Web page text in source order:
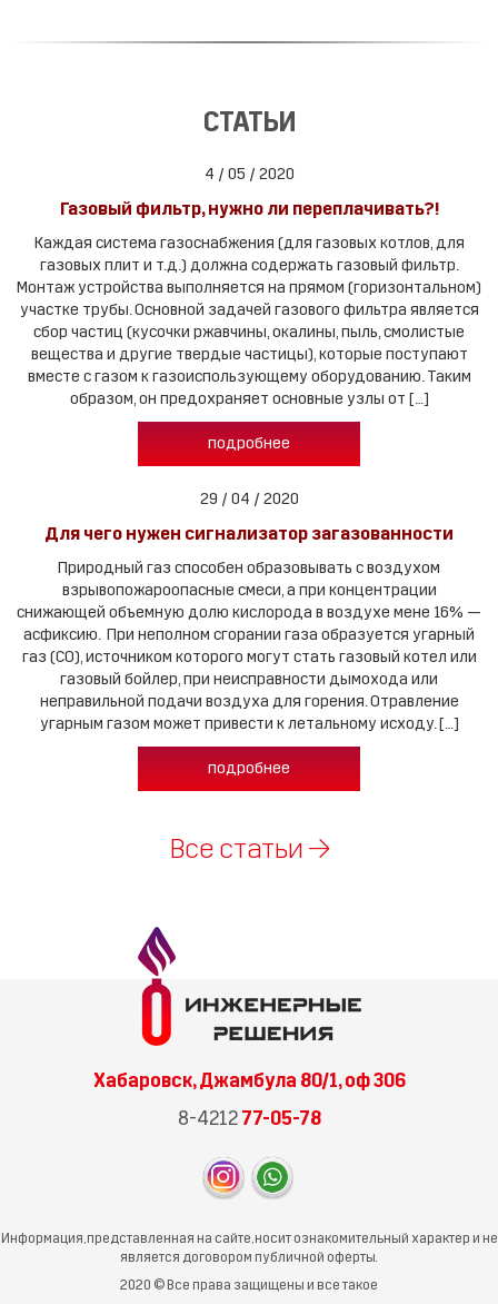
СТАТЬИ
4 / 05 / 2020
Газовый фильтр, нужно ли переплачивать?!
Каждая система газоснабжения (для газовых котлов, для
газовых плит и т.д.) должна содержать газовый фильтр.
Монтаж устройства выполняется на прямом (горизонтальном)
участке трубы. Основной задачей газового фильтра является
сбор частиц (кусочки ржавчины, окалины, пыль, смолистые
вещества и другие твердые частицы), которые поступают
вместе с газом к газоиспользующему оборудованию. Таким
образом, он предохраняет основные узлы от […]
подробнее
29 / 04 / 2020
Для чего нужен сигнализатор загазованности
Природный газ способен образовывать с воздухом
взрывопожароопасные смеси, а при концентрации
снижающей объемную долю кислорода в воздухе мене 16% —
асфиксию. При неполном сгорании газа образуется угарный
газ (CO), источником которого могут стать газовый котел или
газовый бойлер, при неисправности дымохода или
неправильной подачи воздуха для горения. Отравление
угарным газом может привести к летальному исходу. […]
подробнее
Все статьи →
Хабаровск, Джамбула 80/1, оф 306
8-421277-05-78
Информация, представленная на сайте, носит ознакомительный характер и не
является договором публичной оферты.
2020 © Все права защищены и все такое